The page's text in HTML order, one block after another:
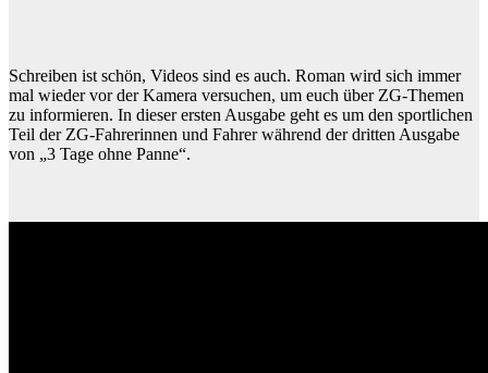
Schreiben ist schön, Videos sind es auch. Roman wird sich immer
mal wieder vor der Kamera versuchen, um euch über ZG-Themen
zu informieren. In dieser ersten Ausgabe geht es um den sportlichen
Teil der ZG-Fahrerinnen und Fahrer während der dritten Ausgabe
von „3 Tage ohne Panne“.